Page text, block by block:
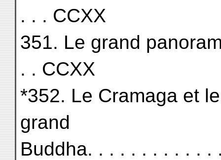
. . . CCXX
351. Le grand
. . CCXX
*352. Le Cramaga et
grand
Buddha. . . . . . . . . . .